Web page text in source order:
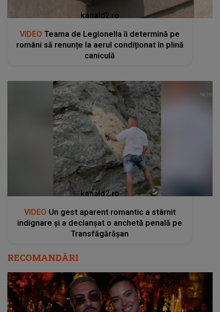
kanald2.ro
VIDEO Teama de Legionella îi determină pe
români să renunțe la aerul condiționat în plină
caniculă
kanald2.ro
VIDEO Un gest aparent romantic a stârnit
indignare și a declanșat o anchetă penală pe
Transfăgărășan
RECOMANDĂRI